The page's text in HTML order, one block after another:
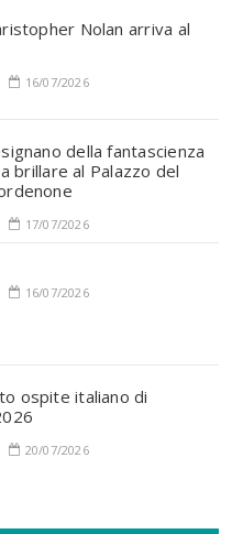
Nolan arriva al
16/07/2026
della fantascienza
brillare al Palazzo del
17/07/2026
16/07/2026
ospite italiano di
20/07/2026